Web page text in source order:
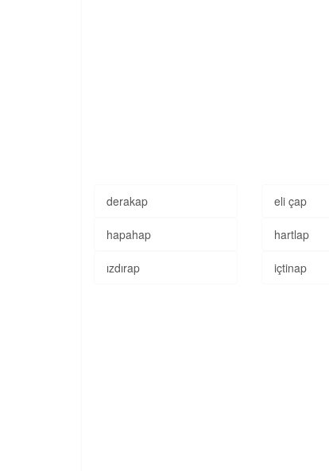
derakap eli çap
hapahap hartlap
ızdırap içtinap